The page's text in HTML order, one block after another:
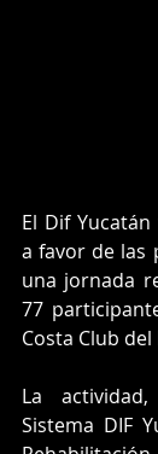
El Dif
a favor de las
una jornada
77
Costa Club
La
Sistema DIF